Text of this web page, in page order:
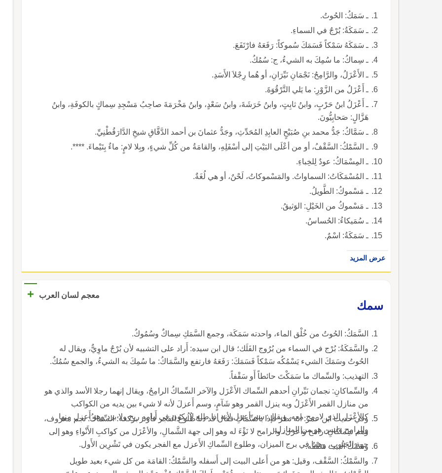
ـ سَمَكُ: الحُوتُ.
ـ سَمَكَةُ: بُرْجٌ في السماءِ.
ـ سَمَكَهُ سَمْكاً فَسَمَكَ سُموكاً: رَفَعَهُ فارْتَفَعَ.
ـ سِماكُ: ما سُمِكَ به الشيءُ، ج: سُمُكُ.
ـ الأَعْزَلُ، والرَّامِحُ: نَجْمَانِ نَيِّرَانِ، أو هُما رِجْلاَ الأَسَدِ.
ـ أَعْزَلُ من الزَّوْرِ: ما يَلي التَّرْقُوَةَ.
ـ أَعْزَلُ ابنُ حَرْبٍ، وابنُ ثابِتٍ، وابنُ خَرَشَةَ، وابنُ سَعْدٍ، وابنُ مَخْرَمَةَ صاحِبُ مَسْجِدِ سِماكٍ بالكوفَةِ، وابنُ
هَزَّالٍ: صَحابِيُّونَ.
ـ سَمَّاكُ: جَدُّ محمد بنِ صُبَيْحٍ العابِدِ المُحَدِّثِ، وجَدُّ عثمانَ بن أحمد الدَّقَّاقِ شيخِ الدَّارَقُطْنِيِّ.
ـ السَّمْكُ: السَّقْفُ، أو من أعْلَى البَيْتِ إلى أسْفَلِهِ، والقامَةُ من كُلِّ شيءٍ، وبِلا لامٍ: ماءٌ بِتَيْماءَ. ****.
ـ المِسْمَاكُ: عودٌ لِلخِباءِ.
ـ المُسْمَكَاتُ: السماواتُ. والمَسْموكاتُ، لَحْنٌ، أو هي لُغَةٌ.
ـ مَسْموكُ: الطَّويلُ.
ـ مَسْموكُ من الخَيْلِ: الوَثيقُ.
ـ سُمَيكاءُ: الحُساسُ.
ـ سَمَكَةُ: اسْمٌ.
عرض المزيد
معجم لسان العرب
+
سمك
السَّمَكُ: الحُوتُ من خُلْق الماء، واحدته سَمَكَة، وجمع السَّمَكِ سِماكٌ وسُمُوكٌ.
والسَّمَكَةُ: بُرْج في السماء من بُرُوج الفَلَك؛ قال ابن سيده: أَراد على التشبيه لأن بُرْجٌ ماوِيٌّ، ويقال له
الحُوتُ وسَمَكَ الشيء يَسْمُكُه سَمْكاً فَسَمَكَ: رَفَعَهُ فارتفع والسَّمَاكُ: ما سُمِكَ به الشيءُ، والجمع سُمُكٌ.
التهذيب: والسِّماك ما سَمَكْتَ حائطاً أَو سَقْفاً.
والسِّماكانِ: نجمان نَيِّرانِ أحدهم السِّماك الأَعْزَل والآخر السِّماكُ الرامِحُ، ويقال إنهما رجلا الأسد والذي هو
من منازل القمر الأَعْزَلُ وبه ينزل القمر وهو شَآمٍ، وسم أَعزلَ لأنه لا شيء بين يديه من الكواكب
كالأعْزَل الذي لارمح معه، ويقال: سم أعزل لأنه إذا طلع لا يكون في أَيامه ريح ولا برد وهو أَعزل منها
والرامح وليس هو من المنازل.
وفي حديث ابن عمر: أنه نظر فإذا بالسِّماكِ فقال قد دنا طُلُوعُ الفجر فأوتر بركعة؛ السِّماكُ: نجم معروف،
وهم سِماكانِ: رامح وأعزل، والرامح لا نَؤْءَ له وهو إلى جهة الشَّمالِ، والأعْزَل من كواكبِ الأَنْواءِ وهو إلى
جهة الجَنُوبِ، وهما في برج الميزان، وطلوع السِّماكِ الأَعزل مع الفجر يكون في تَشْرِين الأَول.
وسَمْكُ البيت سَقْفُه.
والسَّمْكُ: السَّقْف، وقيل: هو من أَعلى البيت إلى أَسفله والسَّمْكُ: القامَة من كل شيء بعيد طويل